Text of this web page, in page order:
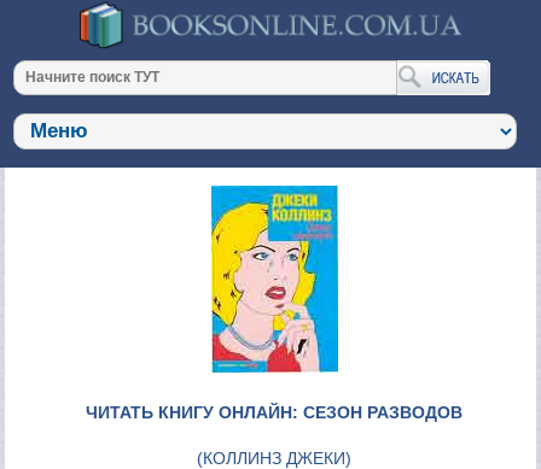
ЧИТАТЬ КНИГУ ОНЛАЙН: СЕЗОН РАЗВОДОВ
(КОЛЛИНЗ ДЖЕКИ)